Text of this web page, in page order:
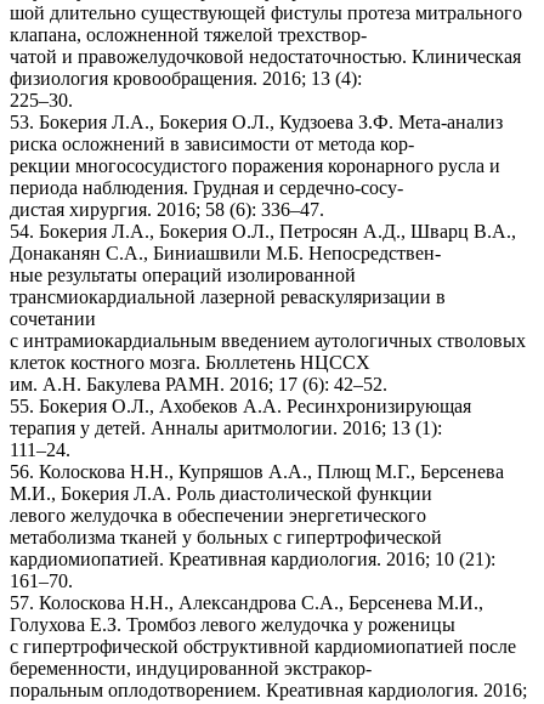
шой длительно существующей фистулы протеза митрального
клапана, осложненной тяжелой трехствор-
чатой и правожелудочковой недостаточностью. Клиническая
физиология кровообращения. 2016; 13 (4):
225–30.
53. Бокерия Л.А., Бокерия О.Л., Кудзоева З.Ф. Мета-анализ
риска осложнений в зависимости от метода кор-
рекции многососудистого поражения коронарного русла и
периода наблюдения. Грудная и сердечно-сосу-
дистая хирургия. 2016; 58 (6): 336–47.
54. Бокерия Л.А., Бокерия О.Л., Петросян А.Д., Шварц В.А.,
Донаканян С.А., Биниашвили М.Б. Непосредствен-
ные результаты операций изолированной
трансмиокардиальной лазерной реваскуляризации в
сочетании
с интрамиокардиальным введением аутологичных стволовых
клеток костного мозга. Бюллетень НЦССХ
им. А.Н. Бакулева РАМН. 2016; 17 (6): 42–52.
55. Бокерия О.Л., Ахобеков А.А. Ресинхронизирующая
терапия у детей. Анналы аритмологии. 2016; 13 (1):
111–24.
56. Колоскова Н.Н., Купряшов А.А., Плющ М.Г., Берсенева
М.И., Бокерия Л.А. Роль диастолической функции
левого желудочка в обеспечении энергетического
метаболизма тканей у больных с гипертрофической
кардиомиопатией. Креативная кардиология. 2016; 10 (21):
161–70.
57. Колоскова Н.Н., Александрова С.А., Берсенева М.И.,
Голухова Е.З. Тромбоз левого желудочка у роженицы
с гипертрофической обструктивной кардиомиопатией после
беременности, индуцированной экстракор-
поральным оплодотворением. Креативная кардиология. 2016;